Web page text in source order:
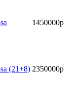
1450000р
(21+8) 2350000р